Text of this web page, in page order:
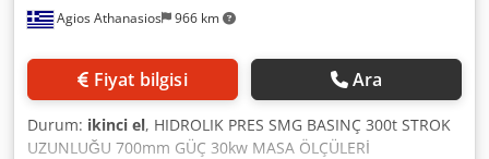
Agios Athanasios 966 km
Fiyat bilgisi Ara
Durum: ikinci el, HIDROLIK PRES SMG BASINÇ 300t STROK
UZUNLUĞU 700mm GÜÇ 30kw MASA ÖLÇÜLERİ